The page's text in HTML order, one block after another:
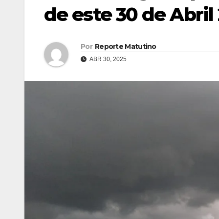
de este 30 de Abril
Por Reporte Matutino
ABR 30, 2025